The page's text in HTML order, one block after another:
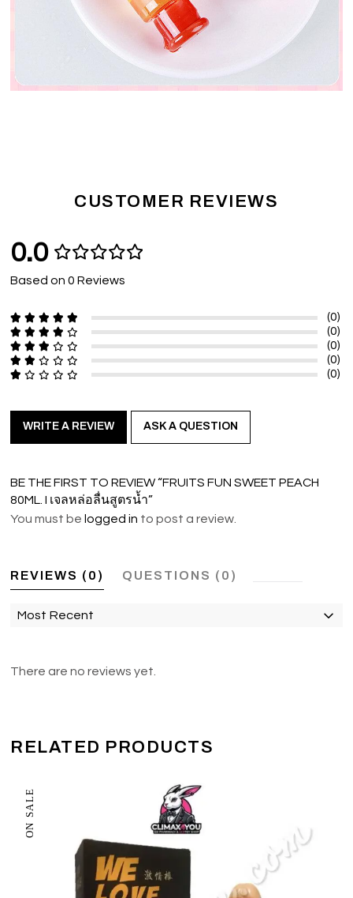
CUSTOMER REVIEWS
0.0
Based on 0 Reviews
(0)
(0)
(0)
(0)
(0)
WRITE A REVIEW ASK A QUESTION
BE THE FIRST TO REVIEW “FRUITS FUN SWEET PEACH
80ML. I เจลหล่อลื่นสูตรน้ำ”
You must be logged in to post a review.
REVIEWS (0) QUESTIONS (0)
Most Recent
There are no reviews yet.
RELATED PRODUCTS
ON SALE